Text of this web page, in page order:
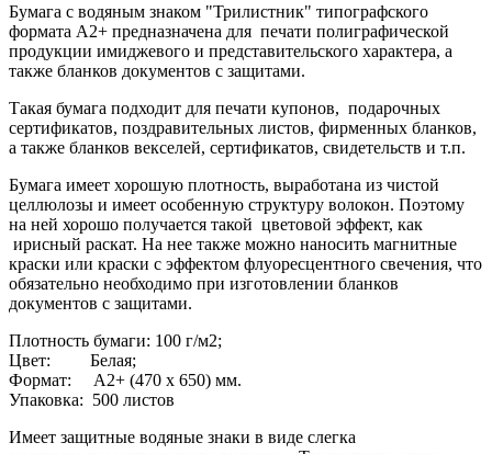
Бумага с водяным знаком "Трилистник" типографского
формата А2+ предназначена для печати полиграфической
продукции имиджевого и представительского характера, а
также бланков документов с защитами.
Такая бумага подходит для печати купонов, подарочных
сертификатов, поздравительных листов, фирменных бланков,
а также бланков векселей, сертификатов, свидетельств и т.п.
Бумага имеет хорошую плотность, выработана из чистой
целлюлозы и имеет особенную структуру волокон. Поэтому
на ней хорошо получается такой цветовой эффект, как
ирисный раскат. На нее также можно наносить магнитные
краски или краски с эффектом флуоресцентного свечения, что
обязательно необходимо при изготовлении бланков
документов с защитами.
Плотность бумаги: 100 г/м2;
Цвет: Белая;
Формат: А2+ (470 х 650) мм.
Упаковка: 500 листов
Имеет защитные водяные знаки в виде слегка